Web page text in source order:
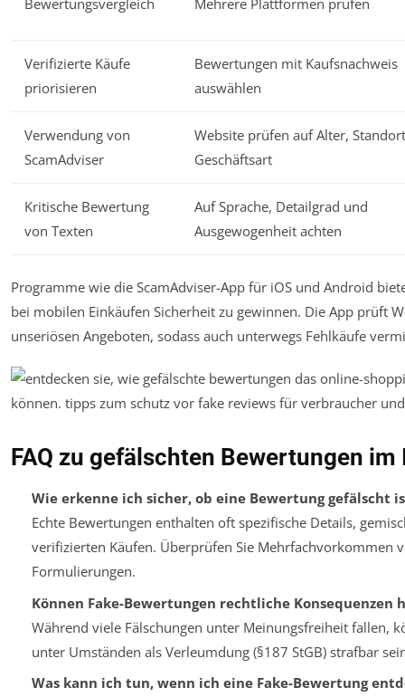
Verifizierte Käufe
priorisieren
Bewertungen mit Kaufsnachweis
auswählen
Verwendung von
ScamAdviser
Website prüfen auf Alter,
Geschäftsart
Kritische Bewertung
von Texten
Auf Sprache, Detailgrad und
Ausgewogenheit achten
Programme wie die ScamAdviser-App für iOS und Android
bei mobilen Einkäufen Sicherheit zu gewinnen. Die App prüft
unseriösen Angeboten, sodass auch unterwegs Fehlkäufe
FAQ zu gefälschten Bewertungen
Wie erkenne ich sicher, ob eine Bewertung gefälscht
Echte Bewertungen enthalten oft spezifische Details,
verifizierten Käufen. Überprüfen Sie Mehrfachvorkommen
Formulierungen.
Können Fake-Bewertungen rechtliche Konsequenzen
Während viele Fälschungen unter Meinungsfreiheit fallen,
unter Umständen als Verleumdung (§187 StGB) strafbar
Was kann ich tun, wenn ich eine Fake-Bewertung